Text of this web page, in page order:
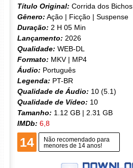
Título Original: Corrida dos Bichos
Gênero: Ação | Ficção | Suspense
Duração: 2 H 05 Min
Lançamento: 2026
Qualidade: WEB-DL
Formato: MKV | MP4
Áudio: Português
Legenda: PT-BR
Qualidade de Áudio: 10 (5.1)
Qualidade de Vídeo: 10
Tamanho: 1.12 GB | 2.31 GB
IMDb: 6,8
14
Não recomendado para
menores de 14 anos!